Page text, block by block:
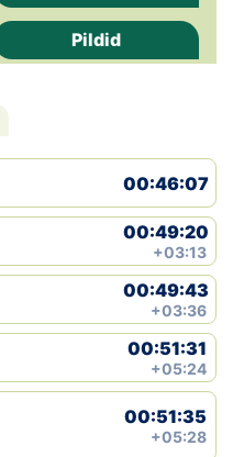
OTSI
Pildid
00:46:07
00:49:20
+03:13
00:49:43
+03:36
00:51:31
+05:24
00:51:35
+05:28